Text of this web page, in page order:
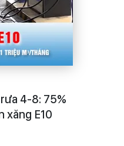
4-8: 75%
xăng E10